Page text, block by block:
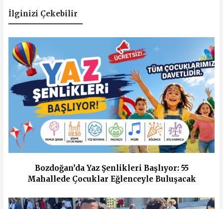
İlginizi Çekebilir
Bozdoğan’da Yaz Şenlikleri Başlıyor: 55
Mahallede Çocuklar Eğlenceyle Buluşacak